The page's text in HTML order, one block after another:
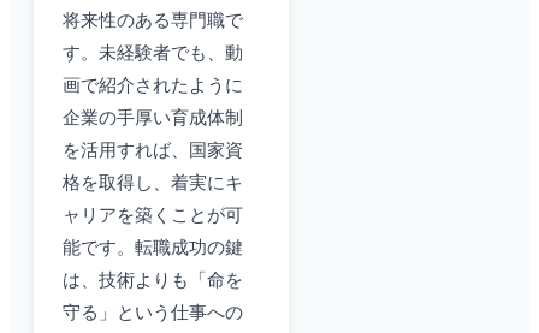
将来性のある専門職で
す。未経験者でも、動
画で紹介されたように
企業の手厚い育成体制
を活用すれば、国家資
格を取得し、着実にキ
ャリアを築くことが可
能です。転職成功の鍵
は、技術よりも「命を
守る」という仕事への